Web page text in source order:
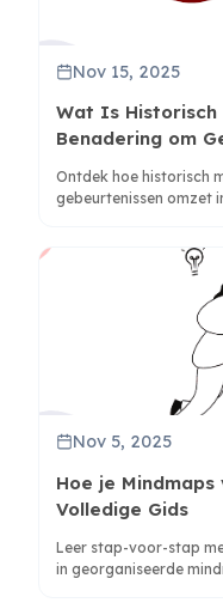
Nov 15, 2025
Wat Is Historisch
Benadering om
Ontdek hoe historisch
gebeurtenissen omzet
Nov 5, 2025
Hoe je
Volledige Gids
Leer stap-voor-stap
in georganiseerde